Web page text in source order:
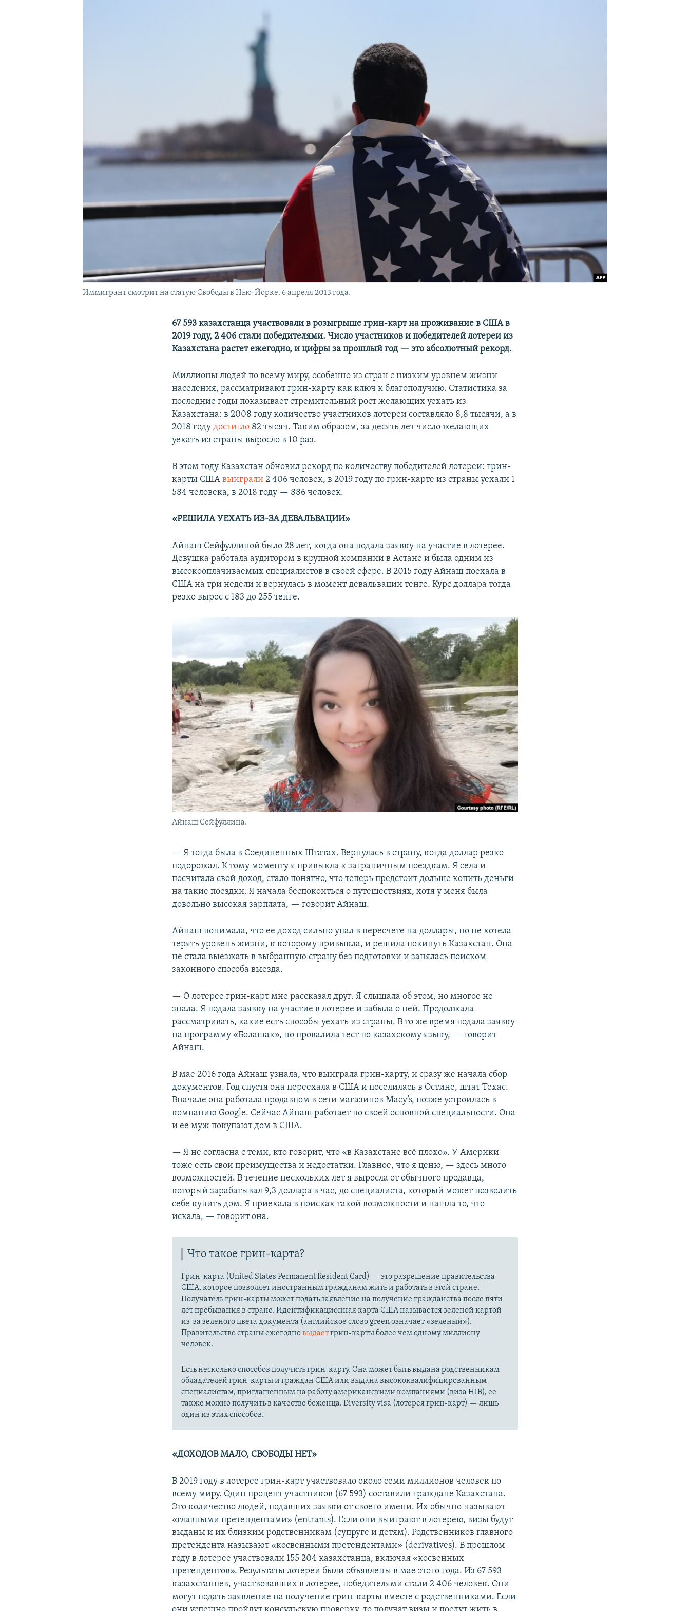
Иммигрант смотрит на статую Свободы в Нью-Йорке. 6 апреля 2013 года.
67 593 казахстанца участвовали в розыгрыше грин-карт на проживание в США в
2019 году, 2 406 стали победителями. Число участников и победителей лотереи из
Казахстана растет ежегодно, и цифры за прошлый год — это абсолютный рекорд.
Миллионы людей по всему миру, особенно из стран с низким уровнем жизни
населения, рассматривают грин-карту как ключ к благополучию. Статистика за
последние годы показывает стремительный рост желающих уехать из
Казахстана: в 2008 году количество участников лотереи составляло 8,8 тысячи, а в
2018 годудостигло 82 тысяч. Таким образом, за десять лет число желающих
уехать из страны выросло в 10 раз.
В этом году Казахстан обновил рекорд по количеству победителей лотереи: грин-
карты СШАвыиграли 2 406 человек, в 2019 году по грин-карте из страны уехали 1
584 человека, в 2018 году — 886 человек.
«РЕШИЛА УЕХАТЬ ИЗ-ЗА ДЕВАЛЬВАЦИИ»
Айнаш Сейфуллиной было 28 лет, когда она подала заявку на участие в лотерее.
Девушка работала аудитором в крупной компании в Астане и была одним из
высокооплачиваемых специалистов в своей сфере. В 2015 году Айнаш поехала в
США на три недели и вернулась в момент девальвации тенге. Курс доллара тогда
резко вырос с 183 до 255 тенге.
Айнаш Сейфуллина.
— Я тогда была в Соединенных Штатах. Вернулась в страну, когда доллар резко
подорожал. К тому моменту я привыкла к заграничным поездкам. Я села и
посчитала свой доход, стало понятно, что теперь предстоит дольше копить деньги
на такие поездки. Я начала беспокоиться о путешествиях, хотя у меня была
довольно высокая зарплата, — говорит Айнаш.
Айнаш понимала, что ее доход сильно упал в пересчете на доллары, но не хотела
терять уровень жизни, к которому привыкла, и решила покинуть Казахстан. Она
не стала выезжать в выбранную страну без подготовки и занялась поиском
законного способа выезда.
— О лотерее грин-карт мне рассказал друг. Я слышала об этом, но многое не
знала. Я подала заявку на участие в лотерее и забыла о ней. Продолжала
рассматривать, какие есть способы уехать из страны. В то же время подала заявку
на программу «Болашак», но провалила тест по казахскому языку, — говорит
Айнаш.
В мае 2016 года Айнаш узнала, что выиграла грин-карту, и сразу же начала сбор
документов. Год спустя она переехала в США и поселилась в Остине, штат Техас.
Вначале она работала продавцом в сети магазинов Macy’s, позже устроилась в
компанию Google. Сейчас Айнаш работает по своей основной специальности. Она
и ее муж покупают дом в США.
— Я не согласна с теми, кто говорит, что «в Казахстане всё плохо». У Америки
тоже есть свои преимущества и недостатки. Главное, что я ценю, — здесь много
возможностей. В течение нескольких лет я выросла от обычного продавца,
который зарабатывал 9,3 доллара в час, до специалиста, который может позволить
себе купить дом. Я приехала в поисках такой возможности и нашла то, что
искала, — говорит она.
Что такое грин-карта?
Грин-карта (United States Permanent Resident Card) — это разрешение правительства
США, которое позволяет иностранным гражданам жить и работать в этой стране.
Получатель грин-карты может подать заявление на получение гражданства после пяти
лет пребывания в стране. Идентификационная карта США называется зеленой картой
из-за зеленого цвета документа (английское слово green означает «зеленый»).
Правительство страны ежегодновыдаетгрин-карты более чем одному миллиону
человек.
Есть несколько способов получить грин-карту. Она может быть выдана родственникам
обладателей грин-карты и граждан США или выдана высококвалифицированным
специалистам, приглашенным на работу американскими компаниями (виза H1B), ее
также можно получить в качестве беженца. Diversity visa (лотерея грин-карт) — лишь
один из этих способов.
«ДОХОДОВ МАЛО, СВОБОДЫ НЕТ»
В 2019 году в лотерее грин-карт участвовало около семи миллионов человек по
всему миру. Один процент участников (67 593) составили граждане Казахстана.
Это количество людей, подавших заявки от своего имени. Их обычно называют
«главными претендентами» (entrants). Если они выиграют в лотерею, визы будут
выданы и их близким родственникам (супруге и детям). Родственников главного
претендента называют «косвенными претендентами» (derivatives). В прошлом
году в лотерее участвовали 155 204 казахстанца, включая «косвенных
претендентов». Результаты лотереи были объявлены в мае этого года. Из 67 593
казахстанцев, участвовавших в лотерее, победителями стали 2 406 человек. Они
могут подать заявление на получение грин-карты вместе с родственниками. Если